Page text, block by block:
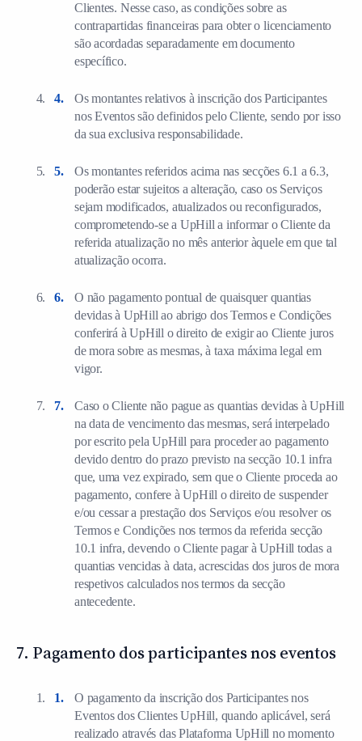
Clientes. Nesse caso, as condições sobre as
contrapartidas financeiras para obter o licenciamento
são acordadas separadamente em documento
específico.
Os montantes relativos à inscrição dos Participantes
nos Eventos são definidos pelo Cliente, sendo por isso
da sua exclusiva responsabilidade.
Os montantes referidos acima nas secções 6.1 a 6.3,
poderão estar sujeitos a alteração, caso os Serviços
sejam modificados, atualizados ou reconfigurados,
comprometendo-se a UpHill a informar o Cliente da
referida atualização no mês anterior àquele em que tal
atualização ocorra.
O não pagamento pontual de quaisquer quantias
devidas à UpHill ao abrigo dos Termos e Condições
conferirá à UpHill o direito de exigir ao Cliente juros
de mora sobre as mesmas, à taxa máxima legal em
vigor.
Caso o Cliente não pague as quantias devidas à UpHill
na data de vencimento das mesmas, será interpelado
por escrito pela UpHill para proceder ao pagamento
devido dentro do prazo previsto na secção 10.1 infra
que, uma vez expirado, sem que o Cliente proceda ao
pagamento, confere à UpHill o direito de suspender
e/ou cessar a prestação dos Serviços e/ou resolver os
Termos e Condições nos termos da referida secção
10.1 infra, devendo o Cliente pagar à UpHill todas a
quantias vencidas à data, acrescidas dos juros de mora
respetivos calculados nos termos da secção
antecedente.
7. Pagamento dos participantes nos eventos
O pagamento da inscrição dos Participantes nos
Eventos dos Clientes UpHill, quando aplicável, será
realizado através das Plataforma UpHill no momento